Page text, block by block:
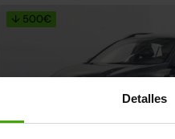
Detalles
↓ 500€